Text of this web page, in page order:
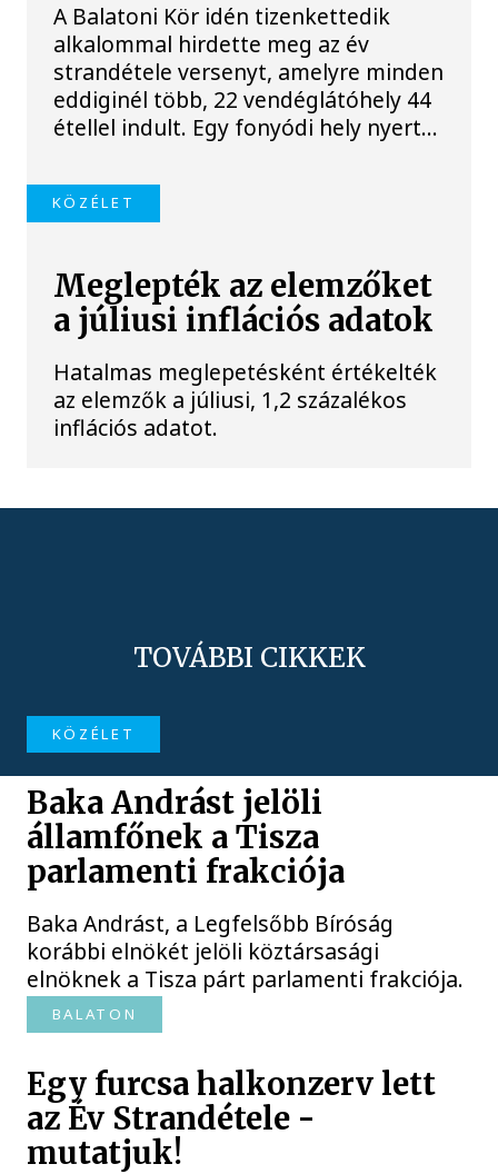
A Balatoni Kör idén tizenkettedik
alkalommal hirdette meg az év
strandétele versenyt, amelyre minden
eddiginél több, 22 vendéglátóhely 44
étellel indult. Egy fonyódi hely nyert...
KÖZÉLET
Meglepték az elemzőket
a júliusi inflációs adatok
Hatalmas meglepetésként értékelték
az elemzők a júliusi, 1,2 százalékos
inflációs adatot.
TOVÁBBI CIKKEK
KÖZÉLET
Baka Andrást jelöli
államfőnek a Tisza
parlamenti frakciója
Baka Andrást, a Legfelsőbb Bíróság
korábbi elnökét jelöli köztársasági
elnöknek a Tisza párt parlamenti frakciója.
BALATON
Egy furcsa halkonzerv lett
az Év Strandétele -
mutatjuk!